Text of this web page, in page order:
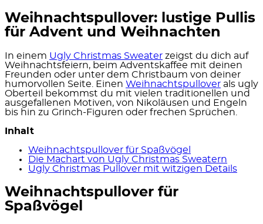
Weihnachtspullover: lustige Pullis
für Advent und Weihnachten
In einem Ugly Christmas Sweater zeigst du dich auf
Weihnachtsfeiern, beim Adventskaffee mit deinen
Freunden oder unter dem Christbaum von deiner
humorvollen Seite. Einen Weihnachtspullover als ugly
Oberteil bekommst du mit vielen traditionellen und
ausgefallenen Motiven, von Nikoläusen und Engeln
bis hin zu Grinch-Figuren oder frechen Sprüchen.
Inhalt
Weihnachtspullover für Spaßvögel
Die Machart von Ugly Christmas Sweatern
Ugly Christmas Pullover mit witzigen Details
Weihnachtspullover für
Spaßvögel